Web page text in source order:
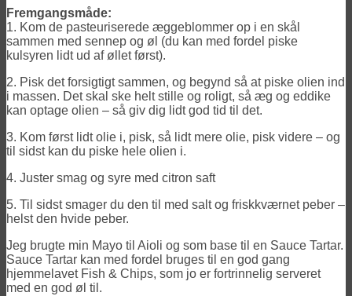
Fremgangsmåde:
1. Kom de pasteuriserede æggeblommer op i en skål
sammen med sennep og øl (du kan med fordel piske
kulsyren lidt ud af øllet først).
2. Pisk det forsigtigt sammen, og begynd så at piske olien ind
i massen. Det skal ske helt stille og roligt, så æg og eddike
kan optage olien – så giv dig lidt god tid til det.
3. Kom først lidt olie i, pisk, så lidt mere olie, pisk videre – og
til sidst kan du piske hele olien i.
4. Juster smag og syre med citron saft
5. Til sidst smager du den til med salt og friskkværnet peber –
helst den hvide peber.
Jeg brugte min Mayo til Aioli og som base til en Sauce Tartar.
Sauce Tartar kan med fordel bruges til en god gang
hjemmelavet Fish & Chips, som jo er fortrinnelig serveret
med en god øl til.